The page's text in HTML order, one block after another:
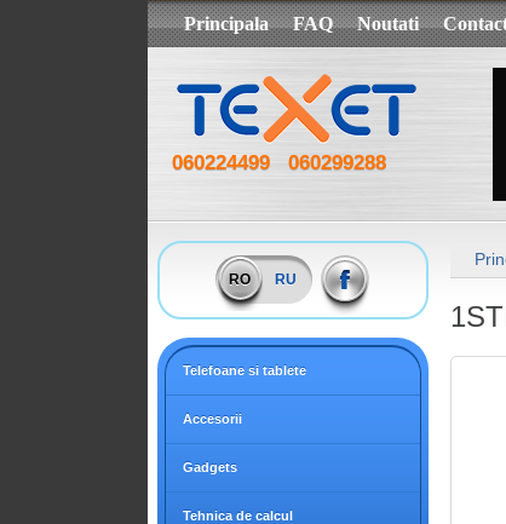
Principala FAQ Noutati
060224499 060299288
RO RU
Telefoane si tablete
Accesorii
Gadgets
Tehnica de calcul